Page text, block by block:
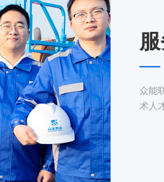
众能
术人